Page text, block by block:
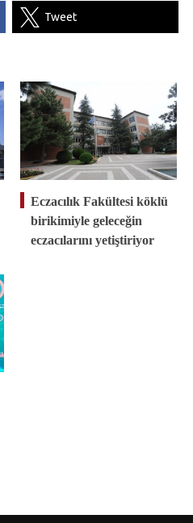
Tweet
Eczacılık Fakültesi köklü
birikimiyle geleceğin
eczacılarını yetiştiriyor